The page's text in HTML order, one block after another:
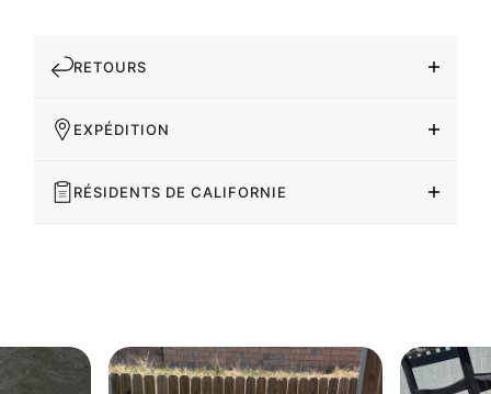
RETOURS
EXPÉDITION
RÉSIDENTS DE CALIFORNIE